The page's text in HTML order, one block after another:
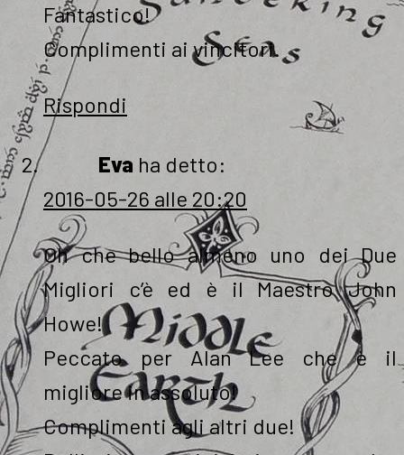
Fantastico!
Complimenti ai vincitori.
Rispondi
Eva ha detto:
2016-05-26 alle 20:20
Oh che bello almeno uno dei Due
Migliori c’è ed è il Maestro John
Howe!
Peccato per Alan Lee che è il
migliore in assoluto!
Complimenti agli altri due!